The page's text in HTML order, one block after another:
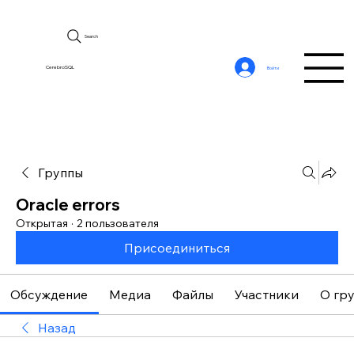
CerebroSQL
Search
Войти
Группы
Oracle errors
Открытая · 2 пользователя
Присоединиться
Обсуждение Медиа Файлы Участники О
Назад